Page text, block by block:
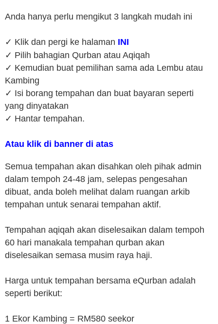
Anda hanya perlu mengikut 3 langkah mudah ini
✓ Klik dan pergi ke halaman INI
✓ Pilih bahagian Qurban atau Aqiqah
✓ Kemudian buat pemilihan sama ada Lembu atau
Kambing
✓ Isi borang tempahan dan buat bayaran seperti
yang dinyatakan
✓ Hantar tempahan.
Atau klik di banner di atas
Semua tempahan akan disahkan oleh pihak admin
dalam tempoh 24-48 jam, selepas pengesahan
dibuat, anda boleh melihat dalam ruangan arkib
tempahan untuk senarai tempahan aktif.
Tempahan aqiqah akan diselesaikan dalam tempoh
60 hari manakala tempahan qurban akan
diselesaikan semasa musim raya haji.
Harga untuk tempahan bersama eQurban adalah
seperti berikut:
1 Ekor Kambing = RM580 seekor